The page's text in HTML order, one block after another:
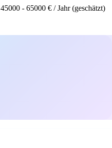
45000 - 65000 € / Jahr (geschätzt)